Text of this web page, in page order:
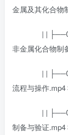
金属及其化合物
| | ├──06.
非金属化合物制
| | ├──07.
流程与操作.mp4
| | ├──08.
制备与验证.mp4